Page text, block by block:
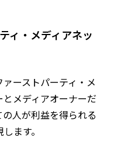
ィ・メディアネッ
ーストパーティ・メ
メディアオーナーだ
人が利益を得られる
ます。